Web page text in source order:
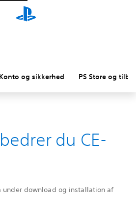
Konto og sikkerhed PS Store og
du CE-
under download og installation af